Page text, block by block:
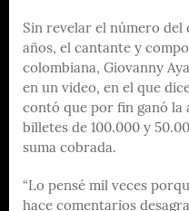
Sin revelar el número del
años, el cantante y
colombiana, Giovanny
en un video, en el que
contó que por fin ganó la
billetes de 100.000 y
suma cobrada.
“Lo pensé mil veces
hace comentarios